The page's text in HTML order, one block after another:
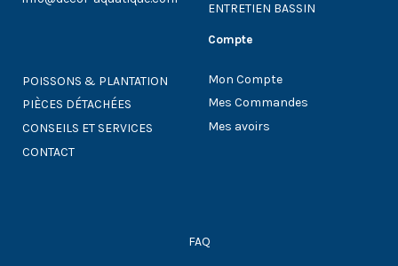
ENTRETIEN BASSIN
POISSONS & PLANTATION
PIÈCES DÉTACHÉES
CONSEILS ET SERVICES
CONTACT
Compte
Mon Compte
Mes Commandes
Mes avoirs
FAQ